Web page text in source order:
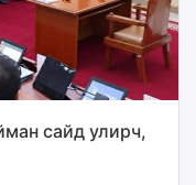
сайд улирч,